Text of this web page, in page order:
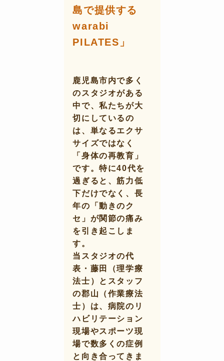
島で提供する
warabi
PILATES」
鹿児島市内で多く
のスタジオがある
中で、私たちが大
切にしているの
は、単なるエクサ
サイズではなく
「身体の再教育」
です。特に40代を
過ぎると、筋力低
下だけでなく、長
年の「動きのク
セ」が関節の痛み
を引き起こしま
す。
当スタジオの代
表・藤田（理学療
法士）とスタッフ
の郡山（作業療法
士）は、病院のリ
ハビリテーション
現場やスポーツ現
場で数多くの症例
と向き合ってきま